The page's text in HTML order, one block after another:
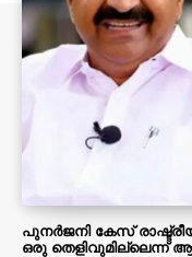
പുനർജനി കേസ്
ഒരു തെളിവുമില്ലെന്ന്